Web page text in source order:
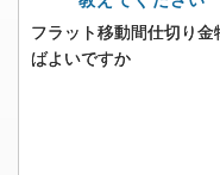
フラット移動間仕切り
ばよいですか